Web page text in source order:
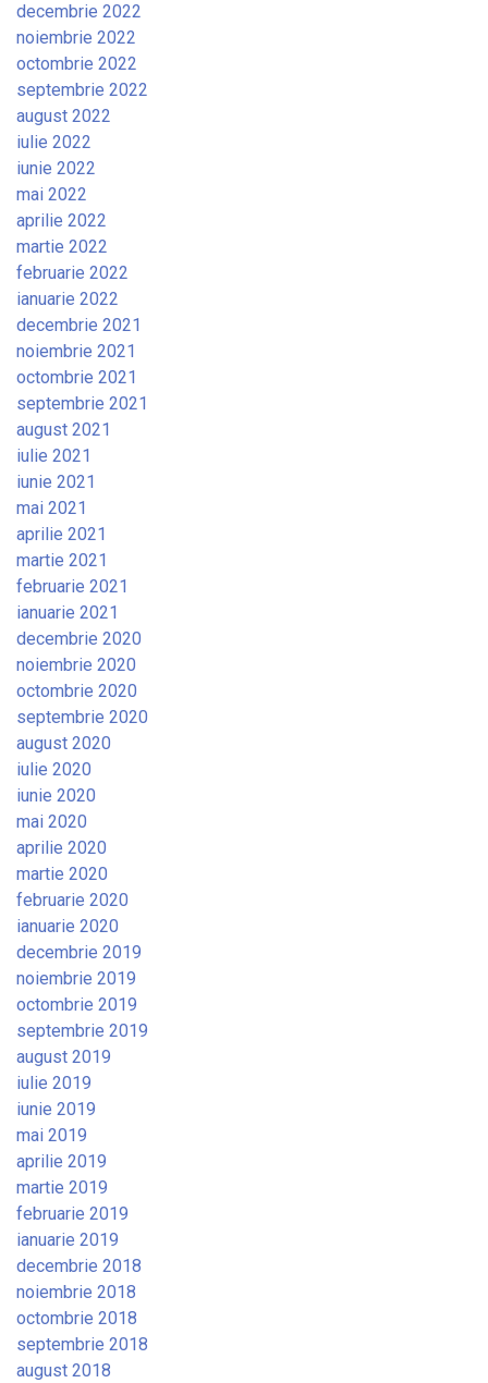
decembrie 2022
noiembrie 2022
octombrie 2022
septembrie 2022
august 2022
iulie 2022
iunie 2022
mai 2022
aprilie 2022
martie 2022
februarie 2022
ianuarie 2022
decembrie 2021
noiembrie 2021
octombrie 2021
septembrie 2021
august 2021
iulie 2021
iunie 2021
mai 2021
aprilie 2021
martie 2021
februarie 2021
ianuarie 2021
decembrie 2020
noiembrie 2020
octombrie 2020
septembrie 2020
august 2020
iulie 2020
iunie 2020
mai 2020
aprilie 2020
martie 2020
februarie 2020
ianuarie 2020
decembrie 2019
noiembrie 2019
octombrie 2019
septembrie 2019
august 2019
iulie 2019
iunie 2019
mai 2019
aprilie 2019
martie 2019
februarie 2019
ianuarie 2019
decembrie 2018
noiembrie 2018
octombrie 2018
septembrie 2018
august 2018